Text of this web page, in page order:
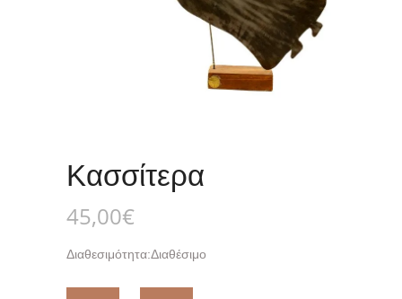
Κασσίτερα
45,00€
Διαθεσιμότητα:Διαθέσιμο